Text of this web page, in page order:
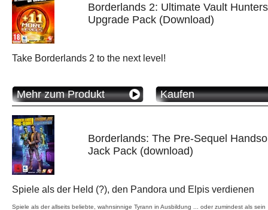
Borderlands 2: Ultimate Vault Hunters
Upgrade Pack (Download)
Take Borderlands 2 to the next level!
Mehr zum Produkt Kaufen
Borderlands: The Pre-Sequel
Jack Pack (download)
Spiele als der Held (?), den Pandora und Elpis verdienen
Spiele als der allseits beliebte, wahnsinnige Tyrann in Ausbildung ... oder zumindest als sein